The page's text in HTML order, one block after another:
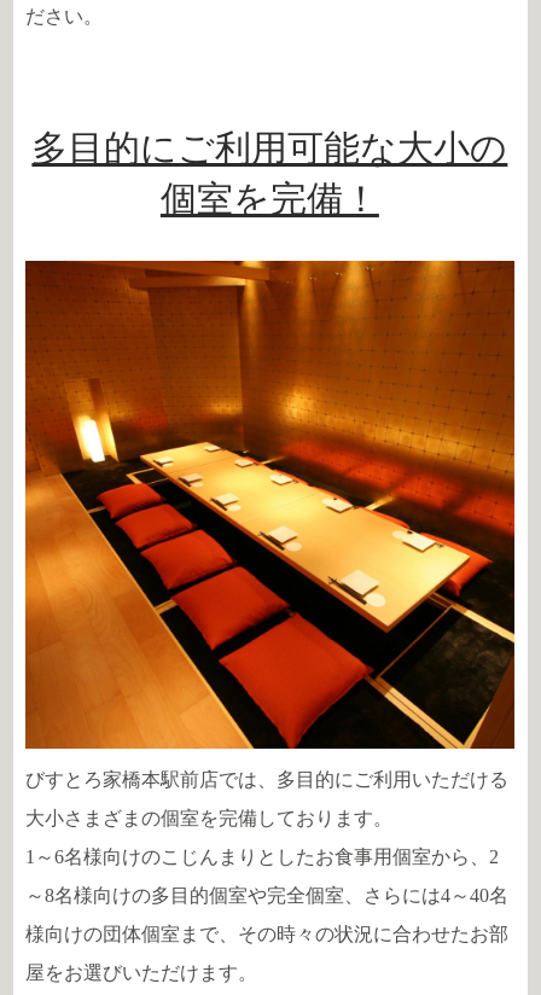
ださい。
多目的にご利用可能な大小の
個室を完備！
びすとろ家橋本駅前店では、多目的にご利用いただける
大小さまざまの個室を完備しております。
1～6名様向けのこじんまりとしたお食事用個室から、2
～8名様向けの多目的個室や完全個室、さらには4～40名
様向けの団体個室まで、その時々の状況に合わせたお部
屋をお選びいただけます。